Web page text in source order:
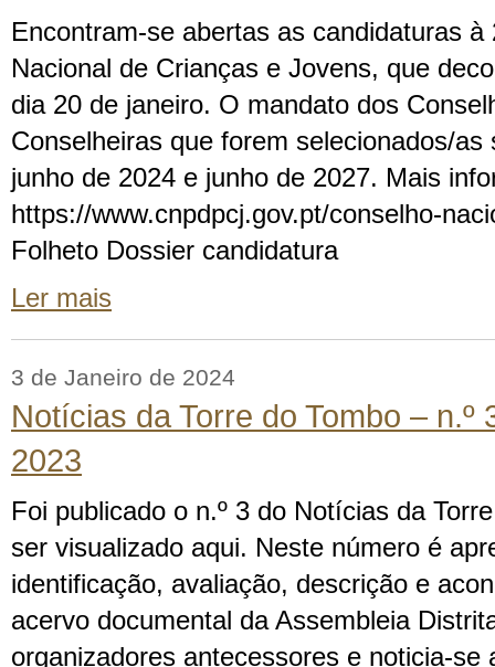
Encontram-se abertas as candidaturas à
Nacional de Crianças e Jovens, que
dia 20 de janeiro. O mandato dos
Conselheiras que forem selecionados/
junho de 2024 e junho de 2027. Mais
https://www.cnpdpcj.gov.pt/conselho-
Folheto Dossier candidatura
Ler mais
3 de Janeiro de 2024
Notícias da Torre do Tombo – n.º
2023
Foi publicado o n.º 3 do Notícias da
ser visualizado aqui. Neste número é
identificação, avaliação, descrição e
acervo documental da Assembleia
organizadores antecessores e noticia-se